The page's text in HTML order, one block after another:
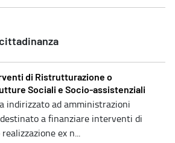
di Ristrutturazione o
Sociali e Socio-assistenziali
indirizzato ad amministrazioni
a finanziare interventi di
ex n...